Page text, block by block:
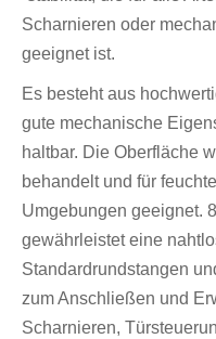
Scharnieren oder
geeignet ist.
Es besteht aus
gute mechanische
haltbar. Die Oberfläche
behandelt und für
Umgebungen geeignet.
gewährleistet eine
Standardrundstangen
zum Anschließen und
Scharnieren,